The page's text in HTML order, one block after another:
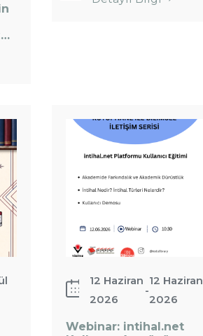
Kullanıcı
Arayüzü
Eğitimi
12 Haziran
2026
-
12 Haziran
2026
Webinar: intihal.net